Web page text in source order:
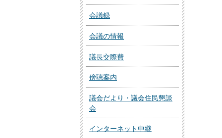
会議録
会議の情報
議長交際費
傍聴案内
議会だより・議会住民懇談
会
インターネット中継